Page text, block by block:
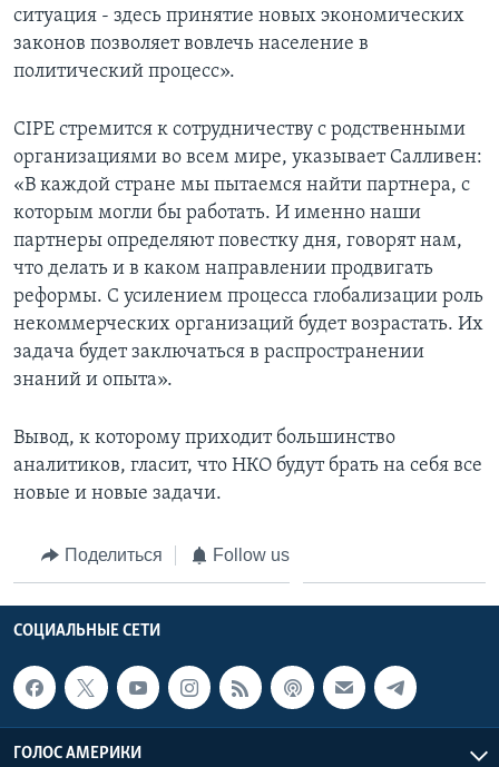
ситуация - здесь принятие новых экономических
законов позволяет вовлечь население в
политический процесс».
CIPE стремится к сотрудничеству с родственными
организациями во всем мире, указывает Салливен:
«В каждой стране мы пытаемся найти партнера, с
которым могли бы работать. И именно наши
партнеры определяют повестку дня, говорят нам,
что делать и в каком направлении продвигать
реформы. С усилением процесса глобализации роль
некоммерческих организаций будет возрастать. Их
задача будет заключаться в распространении
знаний и опыта».
Вывод, к которому приходит большинство
аналитиков, гласит, что НКО будут брать на себя все
новые и новые задачи.
Поделиться Follow us
СОЦИАЛЬНЫЕ СЕТИ
ГОЛОС АМЕРИКИ